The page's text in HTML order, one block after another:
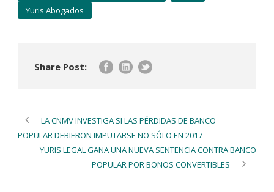
Yuris Abogados
Share Post:
LA CNMV INVESTIGA SI LAS PÉRDIDAS DE BANCO
POPULAR DEBIERON IMPUTARSE NO SÓLO EN 2017
YURIS LEGAL GANA UNA NUEVA SENTENCIA CONTRA BANCO
POPULAR POR BONOS CONVERTIBLES